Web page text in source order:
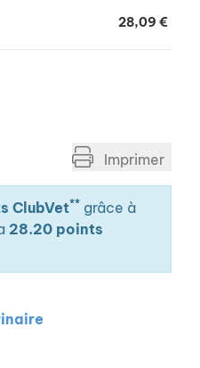
28,09 €
Imprimer
ClubVet** grâce à
28.20 points